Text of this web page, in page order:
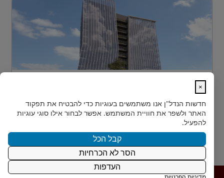
MEDIPORT תל השומר - נבנה לפרוץ דרך אל המחר
בעולם הרפואה של המאה ה-21, קצב החדשנות אינו
מאפשר מנ...
15.12.2024 קרא עוד
×
חדשות הנדל"ן אנו משתמשים בעוגיות כדי להבטיח את תפקוד
האתר ולשפר את חוויית המשתמש. אפשר לבחור אילו סוגי עוגיות
להפעיל.
קבל הכל
הסר לא הכרחיות
העדפות